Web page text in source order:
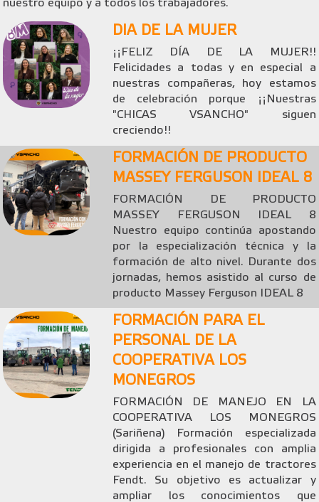
nuestro equipo y a todos los trabajadores.
DIA DE LA MUJER
¡¡FELIZ DÍA DE LA MUJER!!
Felicidades a todas y en especial a
nuestras compañeras, hoy estamos
de celebración porque ¡¡Nuestras
"CHICAS VSANCHO" siguen
creciendo!!
FORMACIÓN DE PRODUCTO
MASSEY FERGUSON IDEAL 8
FORMACIÓN DE PRODUCTO
MASSEY FERGUSON IDEAL 8
Nuestro equipo continúa apostando
por la especialización técnica y la
formación de alto nivel. Durante dos
jornadas, hemos asistido al curso de
producto Massey Ferguson IDEAL 8
FORMACIÓN PARA EL
PERSONAL DE LA
COOPERATIVA LOS
MONEGROS
FORMACIÓN DE MANEJO EN LA
COOPERATIVA LOS MONEGROS
(Sariñena) Formación especializada
dirigida a profesionales con amplia
experiencia en el manejo de tractores
Fendt. Su objetivo es actualizar y
ampliar los conocimientos que